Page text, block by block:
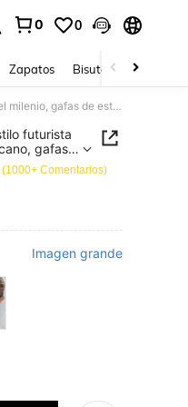
0 0
Zapatos Bisutería Y
1 pieza Gafas de moda envolventes Y2K, estilo futurista del milenio, gafas de estilo europeo y americano, gafas personalizadas integradas
futurista
gafas
(1000+ Comentarios)
Imagen grande